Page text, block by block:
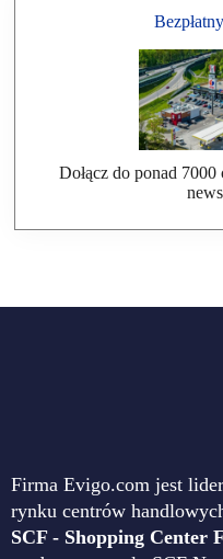
Dołącz do ponad
Firma Evigo.com jest
rynku centrów
SCF - Shopping Center